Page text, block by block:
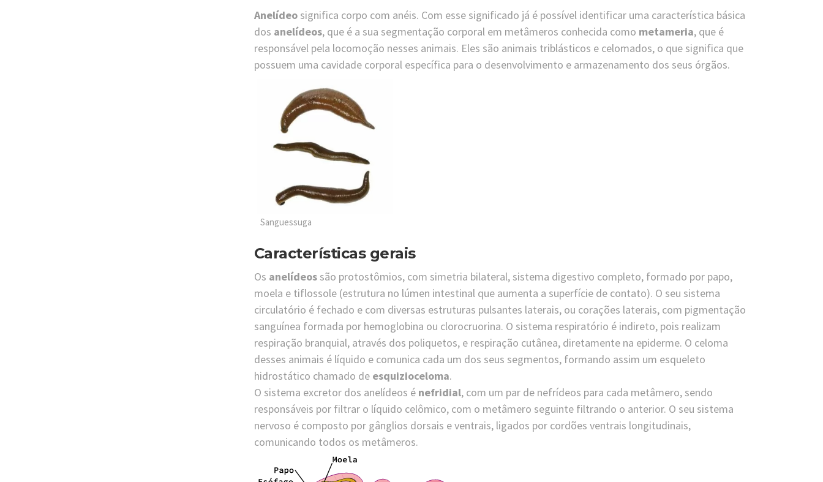
Anelídeosignifica corpo com anéis. Com esse significado já é possível identificar uma característica básica
dos anelídeos, que é a sua segmentação corporal em metâmeros conhecida como metameria, que é
responsável pela locomoção nesses animais. Eles são animais triblásticos e celomados, o que significa que
possuem uma cavidade corporal específica para o desenvolvimento e armazenamento dos seus órgãos.
Sanguessuga
Características gerais
Os anelídeossão protostômios, com simetria bilateral, sistema digestivo completo, formado por papo,
moela e tiflossole (estrutura no lúmen intestinal que aumenta a superfície de contato). O seu sistema
circulatório é fechado e com diversas estruturas pulsantes laterais, ou corações laterais, com pigmentação
sanguínea formada por hemoglobina ou clorocruorina. O sistema respiratório é indireto, pois realizam
respiração branquial, através dos poliquetos, e respiração cutânea, diretamente na epiderme. O celoma
desses animais é líquido e comunica cada um dos seus segmentos, formando assim um esqueleto
hidrostático chamado de esquizioceloma.
O sistema excretor dos anelídeos é nefridial, com um par de nefrídeos para cada metâmero, sendo
responsáveis por filtrar o líquido celômico, com o metâmero seguinte filtrando o anterior. O seu sistema
nervoso é composto por gânglios dorsais e ventrais, ligados por cordões ventrais longitudinais,
comunicando todos os metâmeros.